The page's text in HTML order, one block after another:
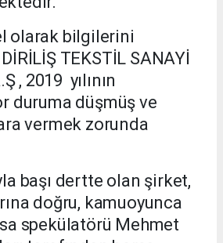
olarak bilgilerini
TEKSTİL SANAYİ
, 2019 yılının
duruma düşmüş ve
vermek zorunda
başı dertte olan şirket,
doğru, kamuoyunca
spekülatörü Mehmet